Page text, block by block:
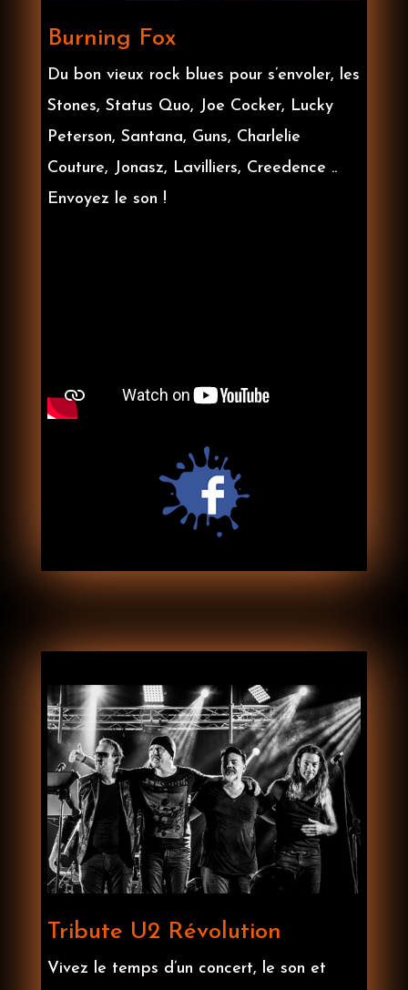
Burning Fox
Du bon vieux rock blues pour s’envoler, les
Stones, Status Quo, Joe Cocker, Lucky
Peterson, Santana, Guns, Charlelie
Couture, Jonasz, Lavilliers, Creedence ..
Envoyez le son !
Tribute U2 Révolution
Vivez le temps d’un concert, le son et